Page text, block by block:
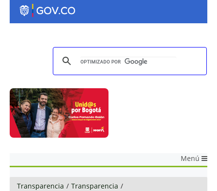
Menú
Transparencia / Transparencia /